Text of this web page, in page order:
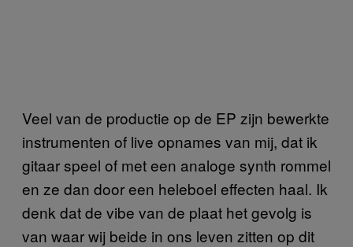
Veel van de productie op de EP zijn bewerkte
instrumenten of live opnames van mij, dat ik
gitaar speel of met een analoge synth rommel
en ze dan door een heleboel effecten haal. Ik
denk dat de vibe van de plaat het gevolg is
van waar wij beide in ons leven zitten op dit